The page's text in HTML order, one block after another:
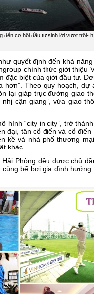
đến cơ hội đầu tư sinh lời vượt trội-
quyết định đến khả
chính thức giới thiệu
đặc biệt của giới đầu tư.
hơn”. Theo quy hoạch, dự
lại giáp trục đường giao
cận giang”, vừa giao
hình “city in city”, trở
đại, tân cổ điển và cổ
kề và nhà phố thương
khác.
Phòng đều được chủ
bể bơi gia đình hướng